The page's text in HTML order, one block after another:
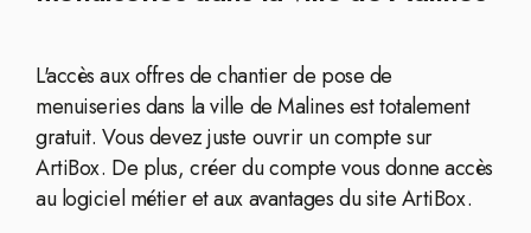
L'accès aux offres de chantier de pose de
menuiseries dans la ville de Malines est totalement
gratuit. Vous devez juste ouvrir un compte sur
ArtiBox. De plus, créer du compte vous donne accès
au logiciel métier et aux avantages du site ArtiBox.